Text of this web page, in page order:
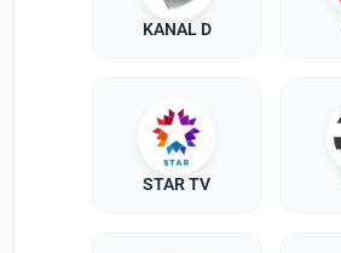
KANAL D
STAR TV